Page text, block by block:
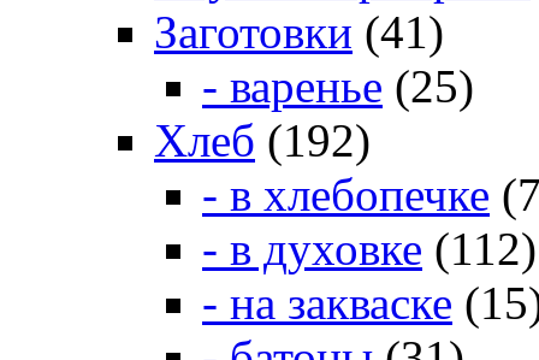
Заготовки (41)
- варенье (25)
Хлеб (192)
- в хлебопечке
- в духовке (112)
- на закваске